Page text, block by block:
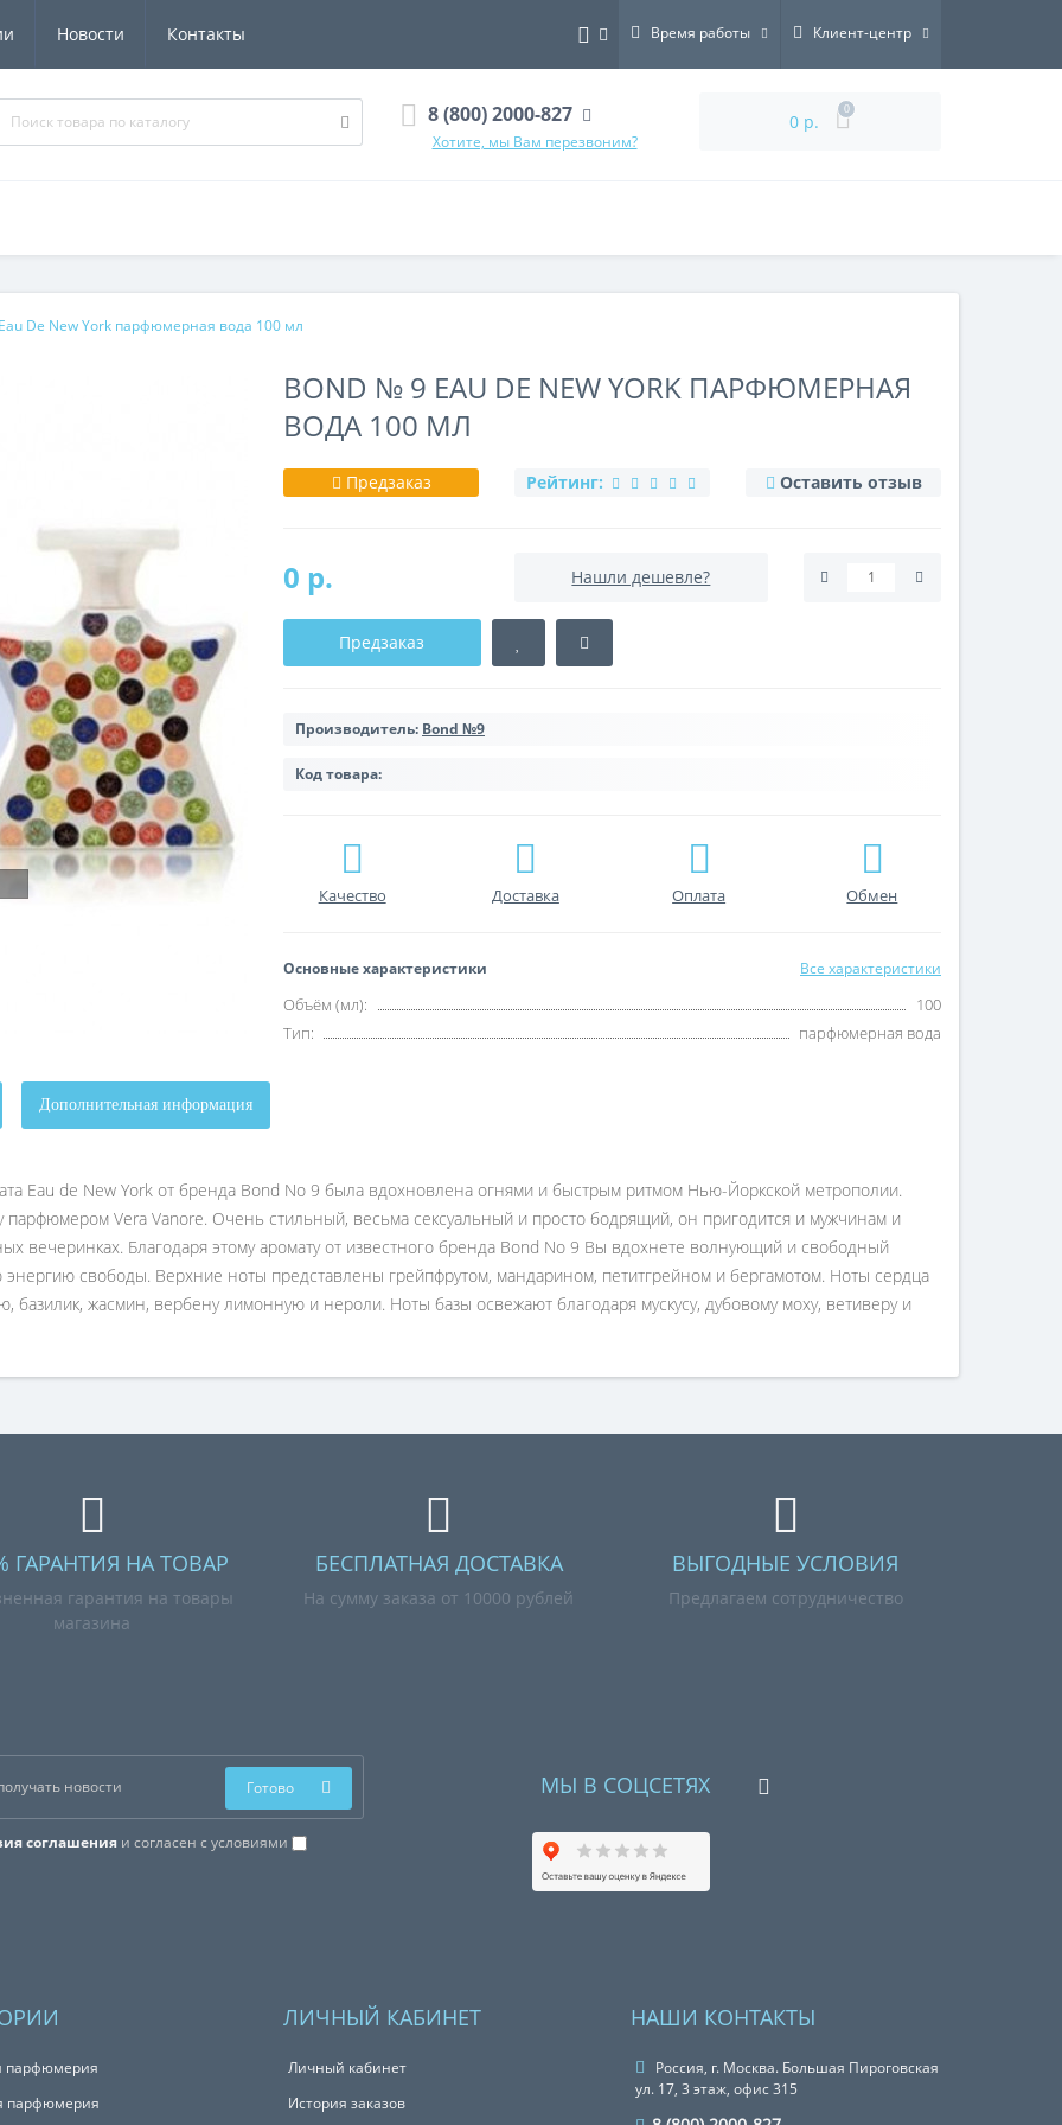
Новости Контакты Время работы Клиент-центр
8 (800) 2000-827
Хотите, мы Вам перезвоним?
0 р.
0
De New York парфюмерная вода 100 мл
BOND № 9 EAU DE NEW YORK ПАРФЮМЕРНАЯ
ВОДА 100 МЛ
Предзаказ Рейтинг: Оставить отзыв
0 р. Нашли дешевле?
Предзаказ
Производитель: Bond №9
Код товара:
Качество Доставка Оплата Обмен
Основные характеристики Все характеристики
Объём (мл):
100
Тип:
парфюмерная вода
Дополнительная информация
Eau de New York от бренда Bond No 9 была вдохновлена огнями и быстрым ритмом Нью-Йоркской метрополии.
Vera Vanore. Очень стильный, весьма сексуальный и просто бодрящий, он пригодится и мужчинам и
вечеринках. Благодаря этому аромату от известного бренда Bond No 9 Вы вдохнете волнующий и свободный
свободы. Верхние ноты представлены грейпфрутом, мандарином, петитгрейном и бергамотом. Ноты сердца
жасмин, вербену лимонную и нероли. Ноты базы освежают благодаря мускусу, дубовому моху, ветиверу и
ГАРАНТИЯ НА ТОВАР
гарантия на товары
магазина
БЕСПЛАТНАЯ ДОСТАВКА
На сумму заказа от 10000 рублей
ВЫГОДНЫЕ УСЛОВИЯ
Предлагаем сотрудничество
соглашения и согласен с условиями
Готово МЫ В СОЦСЕТЯХ
парфюмерия
парфюмерия
ЛИЧНЫЙ КАБИНЕТ
Личный кабинет
История заказов
НАШИ КОНТАКТЫ
Россия, г. Москва. Большая Пироговская
ул. 17, 3 этаж, офис 315